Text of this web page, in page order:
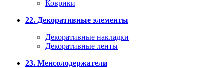
Коврики
22. Декоративные элементы
Декоративные накладки
Декоративные ленты
23. Менсолодержатели